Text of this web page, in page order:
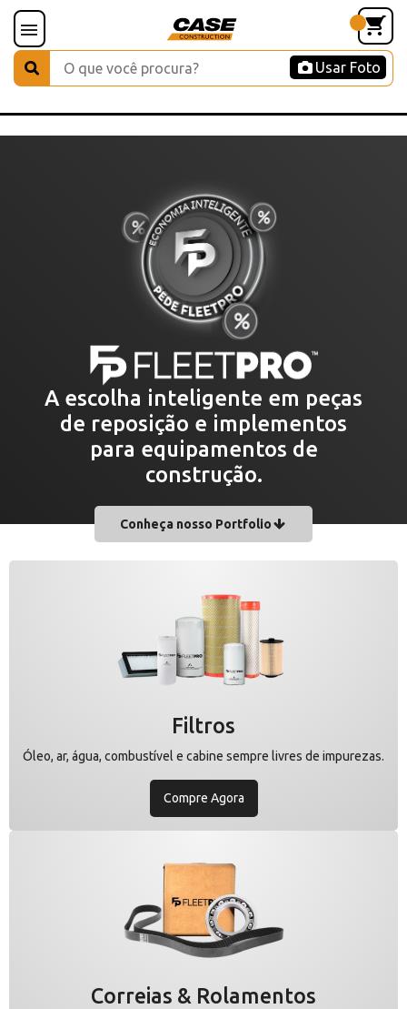
Usar Foto
A escolha inteligente em peças
de reposição e implementos
para equipamentos de
construção.
Conheça nosso Portfolio
Filtros
Óleo, ar, água, combustível e cabine sempre livres de impurezas.
Compre Agora
Correias & Rolamentos